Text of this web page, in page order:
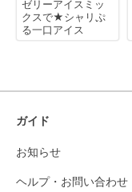
ゼリーアイスミッ
クスで★シャリぷ
る一口アイス
ガイド
お知らせ
ヘルプ・お問い合わせ